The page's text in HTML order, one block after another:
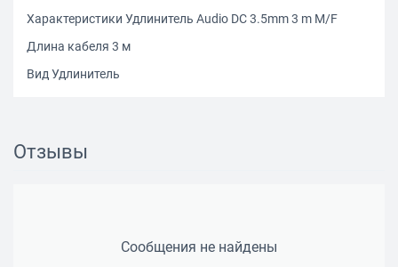
Характеристики Удлинитель Audio DC 3.5mm 3 m M/F
Длина кабеля 3 м
Вид Удлинитель
Отзывы
Сообщения не найдены